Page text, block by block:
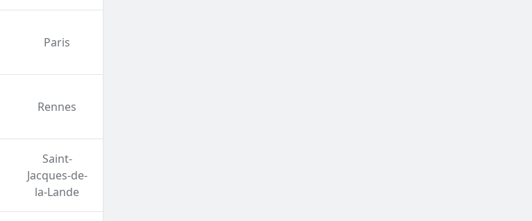
Paris
Rennes
Saint-
Jacques-de-
la-Lande